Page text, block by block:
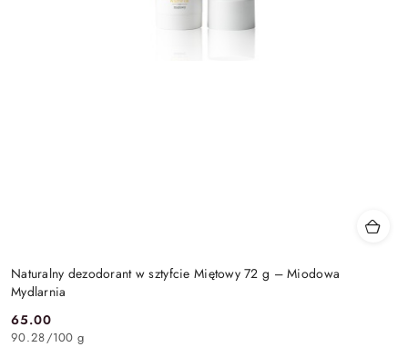
Naturalny dezodorant w sztyfcie Miętowy 72 g – Miodowa
Mydlarnia
Cena:
65.00
90.28/100 g